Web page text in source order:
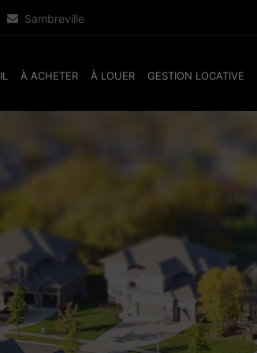
Sambreville
À ACHETER À LOUER GESTION LOCATIVE